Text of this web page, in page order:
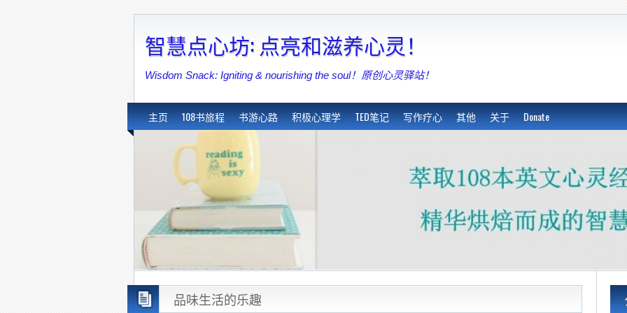
智慧点心坊: 点亮和滋养心灵！
Wisdom Snack: Igniting & nourishing the soul！原创心灵驿站！
主页 108书旅程 书游心路 积极心理学 TED笔记 写作疗心 其他 关于 Donate
品味生活的乐趣